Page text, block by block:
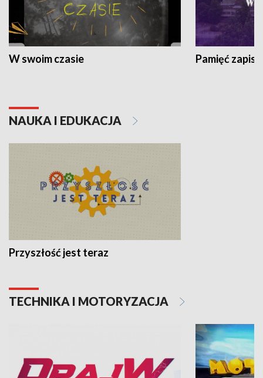
W swoim czasie Pamięć
NAUKA I EDUKACJA
Przyszłość jest teraz
TECHNIKA I MOTORYZACJA